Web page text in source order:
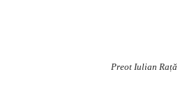
Preot Iulian Rață